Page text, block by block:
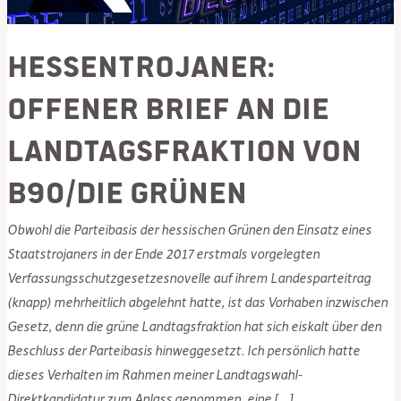
Hessentrojaner:
Offener Brief an die
Landtagsfraktion von
B90/Die Grünen
Obwohl die Parteibasis der hessischen Grünen den Einsatz eines
Staatstrojaners in der Ende 2017 erstmals vorgelegten
Verfassungsschutzgesetzesnovelle auf ihrem Landesparteitrag
(knapp) mehrheitlich abgelehnt hatte, ist das Vorhaben inzwischen
Gesetz, denn die grüne Landtagsfraktion hat sich eiskalt über den
Beschluss der Parteibasis hinweggesetzt. Ich persönlich hatte
dieses Verhalten im Rahmen meiner Landtagswahl-